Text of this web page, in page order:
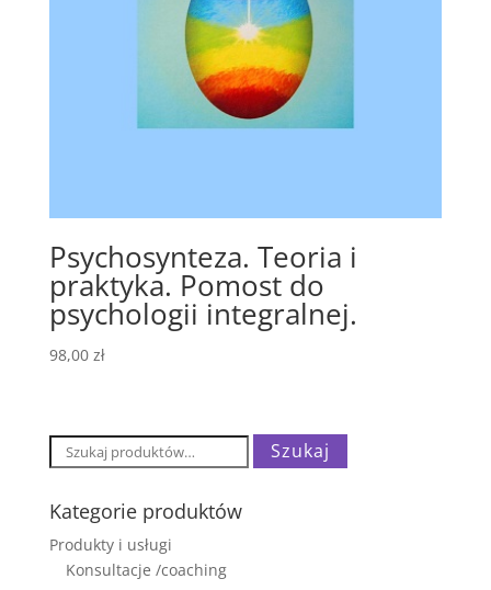
Psychosynteza. Teoria i
praktyka. Pomost do
psychologii integralnej.
98,00 zł
Szukaj: Szukaj
Kategorie produktów
Produkty i usługi
Konsultacje /coaching